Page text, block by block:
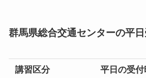
群馬県総合交通センターの平
講習区分
平日の受付